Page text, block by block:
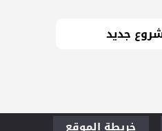
خريطة الموقع